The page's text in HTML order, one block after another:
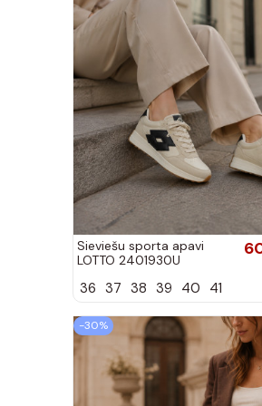
Sieviešu sporta apavi
LOTTO 2401930U
krāsā
36 37 38 39 40 41
-30%